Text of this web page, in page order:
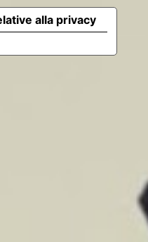
alla privacy